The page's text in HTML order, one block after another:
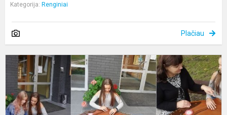
Kategorija: Renginiai
Plačiau